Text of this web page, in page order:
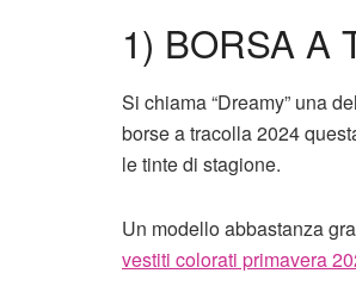
1) BORSA A
Si chiama “Dreamy” una
borse a tracolla 2024
le tinte di stagione.
Un modello abbastanza
vestiti colorati primavera